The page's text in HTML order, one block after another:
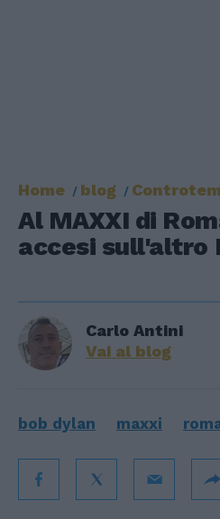
Home blog
Al MAXXI di
accesi sull'altro
Carlo Antini
Vai al blog
bob dylan maxxi